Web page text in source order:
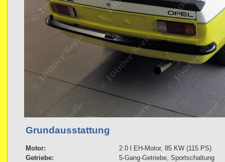
Grundausstattung
Motor:
2.0 l EH-Motor, 85 KW (115 PS)
Getriebe:
5-Gang-Getriebe, Sportschaltung